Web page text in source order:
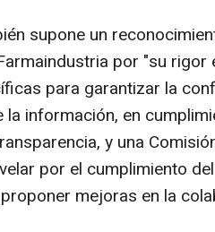
supone un
por "su rigor
para garantizar la
información, en
y una
por el cumplimiento
mejoras en la